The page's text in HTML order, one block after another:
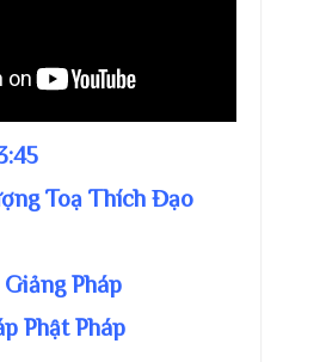
Toạ Thích Đạo
Pháp
Phật Pháp